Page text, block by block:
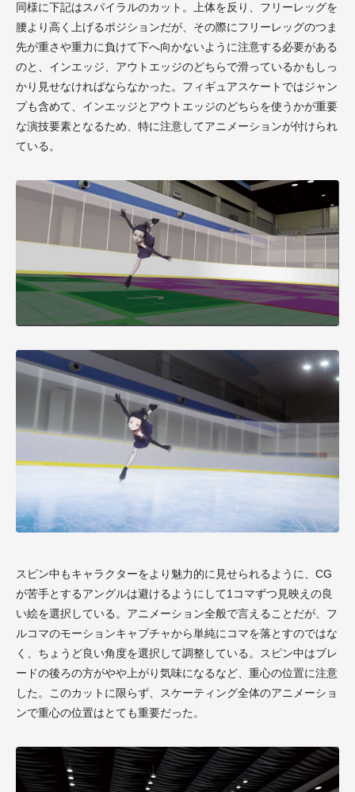
同様に下記はスパイラルのカット。上体を反り、フリーレッグを
腰より高く上げるポジションだが、その際にフリーレッグのつま
先が重さや重力に負けて下へ向かないように注意する必要がある
のと、インエッジ、アウトエッジのどちらで滑っているかもしっ
かり見せなければならなかった。フィギュアスケートではジャン
プも含めて、インエッジとアウトエッジのどちらを使うかが重要
な演技要素となるため、特に注意してアニメーションが付けられ
ている。
スピン中もキャラクターをより魅力的に見せられるように、CG
が苦手とするアングルは避けるようにして1コマずつ見映えの良
い絵を選択している。アニメーション全般で言えることだが、フ
ルコマのモーションキャプチャから単純にコマを落とすのではな
く、ちょうど良い角度を選択して調整している。スピン中はブレ
ードの後ろの方がやや上がり気味になるなど、重心の位置に注意
した。このカットに限らず、スケーティング全体のアニメーショ
ンで重心の位置はとても重要だった。